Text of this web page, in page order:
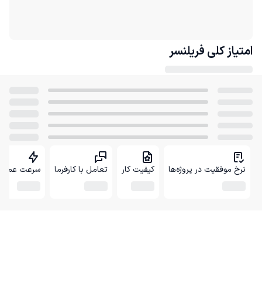
امتیاز کلی فریلنسر
نرخ موفقیت در پروژه‌ها کیفیت کار تعامل با کارفرما سرعت عمل